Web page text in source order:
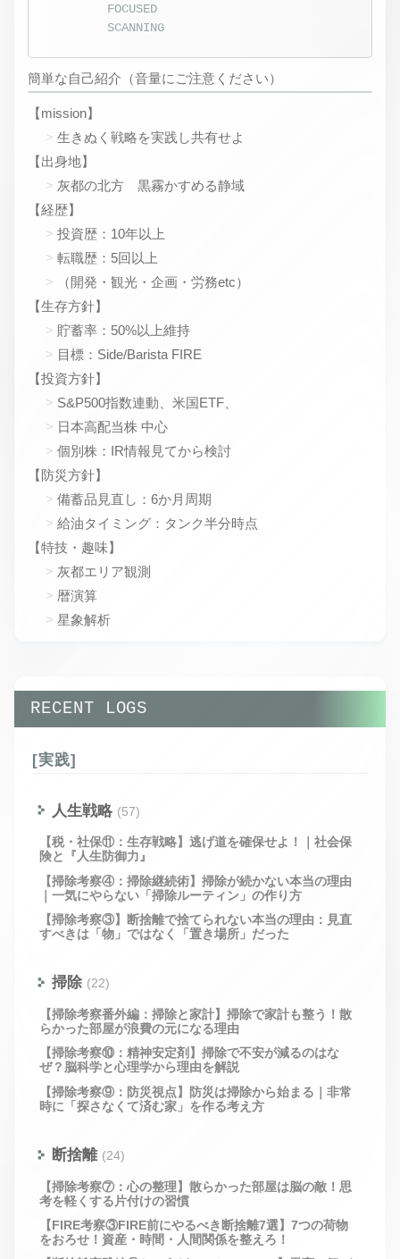
FOCUSED
SCANNING
簡単な自己紹介（音量にご注意ください）
【mission】
生きぬく戦略を実践し共有せよ
【出身地】
灰都の北方 黒霧かすめる静域
【経歴】
投資歴：10年以上
転職歴：5回以上
（開発・観光・企画・労務etc）
【生存方針】
貯蓄率：50%以上維持
目標：Side/Barista FIRE
【投資方針】
S&P500指数連動、米国ETF、
日本高配当株 中心
個別株：IR情報見てから検討
【防災方針】
備蓄品見直し：6か月周期
給油タイミング：タンク半分時点
【特技・趣味】
灰都エリア観測
暦演算
星象解析
RECENT LOGS
[実践]
人生戦略 (57)
【税・社保⑪：生存戦略】逃げ道を確保せよ！｜社会保
険と『人生防御力』
【掃除考察④：掃除継続術】掃除が続かない本当の理由
｜一気にやらない「掃除ルーティン」の作り方
【掃除考察③】断捨離で捨てられない本当の理由：見直
すべきは「物」ではなく「置き場所」だった
掃除 (22)
【掃除考察番外編：掃除と家計】掃除で家計も整う！散
らかった部屋が浪費の元になる理由
【掃除考察⑩：精神安定剤】掃除で不安が減るのはな
ぜ？脳科学と心理学から理由を解説
【掃除考察⑨：防災視点】防災は掃除から始まる｜非常
時に「探さなくて済む家」を作る考え方
断捨離 (24)
【掃除考察⑦：心の整理】散らかった部屋は脳の敵！思
考を軽くする片付けの習慣
【FIRE考察③FIRE前にやるべき断捨離7選】7つの荷物
をおろせ！資産・時間・人間関係を整えろ！